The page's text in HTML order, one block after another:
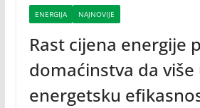
ENERGIJA NAJNOVIJE
Rast cijena energije
domaćinstva da više
energetsku